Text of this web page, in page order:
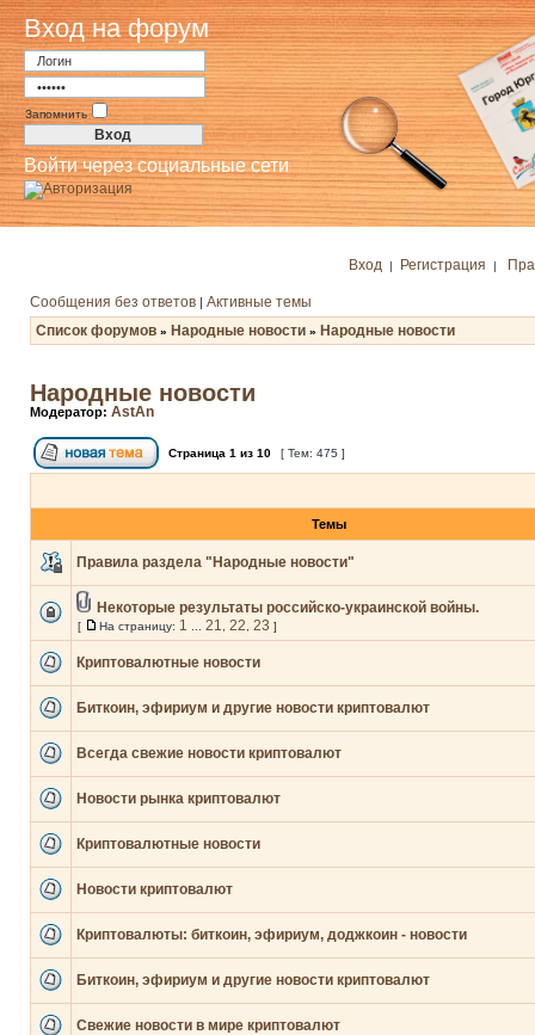
Вход на форум
Запомнить
Войти через социальные сети
Вход | Регистрация |
Сообщения без ответов | Активные темы
Список форумов » Народные новости » Народные новости
Народные новости
Модератор: AstAn
Страница 1 из 10 [ Тем: 475 ]
Темы
Правила раздела "Народные новости"
Некоторые результаты российско-украинской войны.
[ На страницу: 1 21 22 23 ]
Криптовалютные новости
Биткоин, эфириум и другие новости криптовалют
Всегда свежие новости криптовалют
Новости рынка криптовалют
Криптовалютные новости
Новости криптовалют
Криптовалюты: биткоин, эфириум, доджкоин - новости
Биткоин, эфириум и другие новости криптовалют
Свежие новости в мире криптовалют